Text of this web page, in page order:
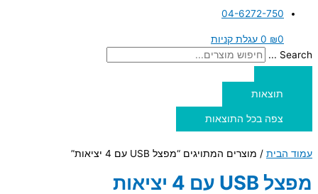
04-6272-750
₪0
0 עגלת קניות
Search ...
תוצאות
צפה בכל התוצאות
עמוד הבית / מוצרים המתויגים “מפצל USB עם 4 יציאות”
מפצל USB עם 4 יציאות